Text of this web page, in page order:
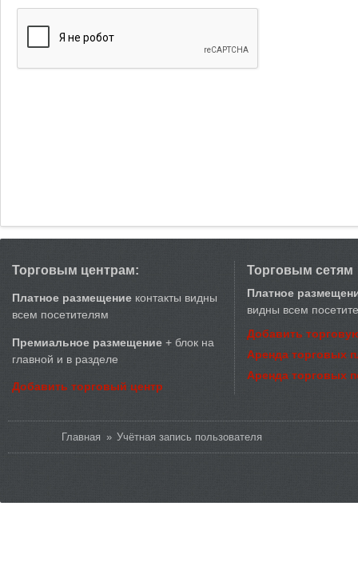
Торговым центрам:
Платное размещение контакты видны
всем посетителям
Премиальное размещение + блок на
главной и в разделе
Добавить торговый центр
Торговым сетям
Платное
видны всем
Добавить
Аренда торговых
Аренда торговых
Главная » Учётная запись пользователя